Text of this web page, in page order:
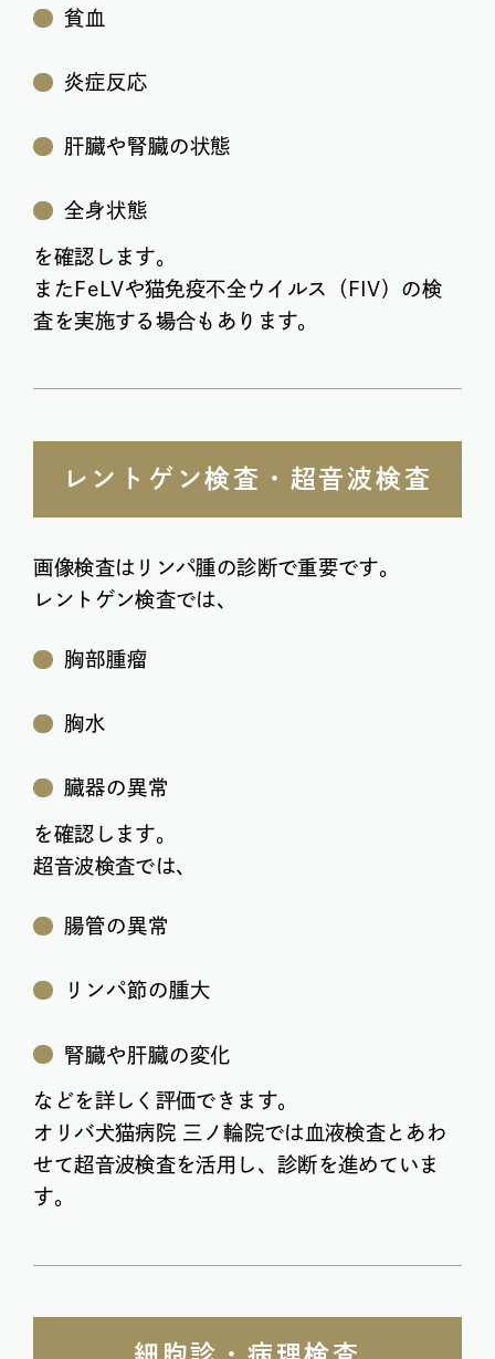
貧血
炎症反応
肝臓や腎臓の状態
全身状態
を確認します。
またFeLVや猫免疫不全ウイルス（FIV）の検
査を実施する場合もあります。
レントゲン検査・超音波検査
画像検査はリンパ腫の診断で重要です。
レントゲン検査では、
胸部腫瘤
胸水
臓器の異常
を確認します。
超音波検査では、
腸管の異常
リンパ節の腫大
腎臓や肝臓の変化
などを詳しく評価できます。
オリバ犬猫病院 三ノ輪院では血液検査とあわ
せて超音波検査を活用し、診断を進めていま
す。